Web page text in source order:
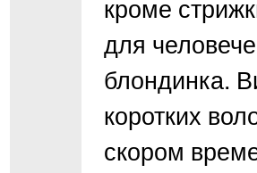
кроме
для
блондинка.
коротких
скором